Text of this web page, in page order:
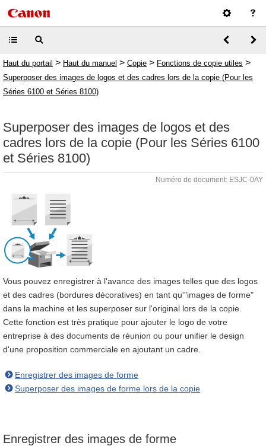
Haut du portail > Haut du manuel > Copie > Fonctions de copie utiles >
Superposer des images de logos et des cadres lors de la copie (Pour les
Séries 6100 et Séries 8100)
Superposer des images de logos et des
cadres lors de la copie (Pour les Séries 6100
et Séries 8100)
Numéro de document: ESJC-0AY
Vous pouvez enregistrer à l'avance des images telles que des logos
et des cadres (bordures décoratives) en tant qu'"images de forme"
dans la machine et les superposer sur l'original lors de la copie.
Cette fonction est très pratique pour ajouter le logo de votre
entreprise à des documents de réunion ou pour unifier le design
d'une proposition commerciale en ajoutant un cadre.
Enregistrer des images de forme
Superposer des images de forme lors de la copie
Enregistrer des images de forme